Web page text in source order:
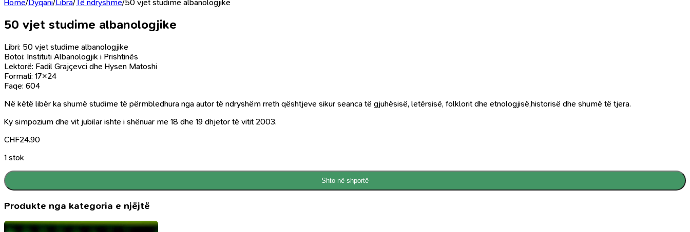
Home/Dyqani/Libra/Të ndryshme/50 vjet studime albanologjike
50 vjet studime albanologjike
Libri: 50 vjet studime albanologjike
Botoi: Instituti Albanologjik i Prishtinës
Lektorë: Fadil Grajçevci dhe Hysen Matoshi
Formati: 17×24
Faqe: 604
Në këtë libër ka shumë studime të përmbledhura nga autor të ndryshëm rreth qështjeve sikur seanca të gjuhësisë, letërsisë, folklorit dhe etnologjisë,historisë dhe shumë të tjera.
Ky simpozium dhe vit jubilar ishte i shënuar me 18 dhe 19 dhjetor të vitit 2003.
CHF24.90
1 stok
Shto në shportë
Produkte nga kategoria e njëjtë